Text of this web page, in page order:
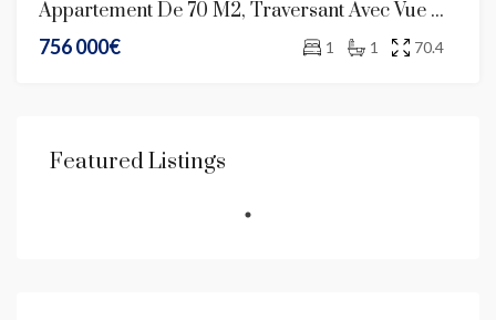
Appartement De 70 M2, Traversant Avec Vue Mer Panoramique-Promenade Des Anglais, Nice.
756 000€
1 1 70.4
Featured Listings